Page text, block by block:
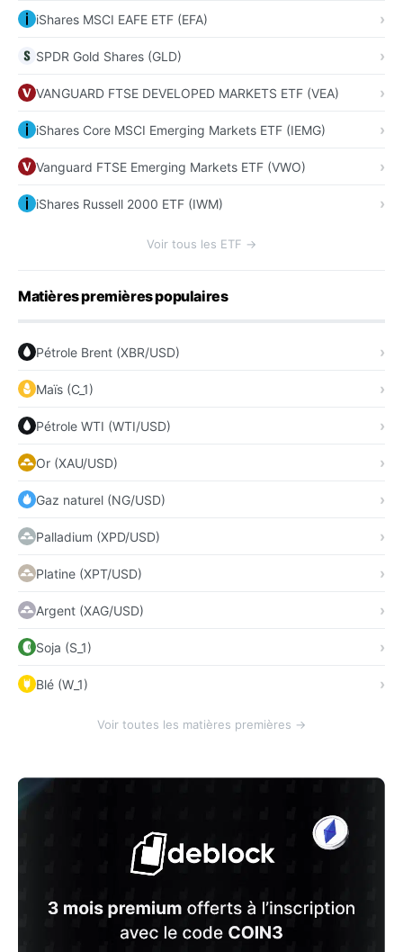
iShares MSCI EAFE ETF (EFA)
SPDR Gold Shares (GLD)
VANGUARD FTSE DEVELOPED MARKETS ETF (VEA)
iShares Core MSCI Emerging Markets ETF (IEMG)
Vanguard FTSE Emerging Markets ETF (VWO)
iShares Russell 2000 ETF (IWM)
Voir tous les ETF →
Matières premières populaires
Pétrole Brent (XBR/USD)
Maïs (C_1)
Pétrole WTI (WTI/USD)
Or (XAU/USD)
Gaz naturel (NG/USD)
Palladium (XPD/USD)
Platine (XPT/USD)
Argent (XAG/USD)
Soja (S_1)
Blé (W_1)
Voir toutes les matières premières →